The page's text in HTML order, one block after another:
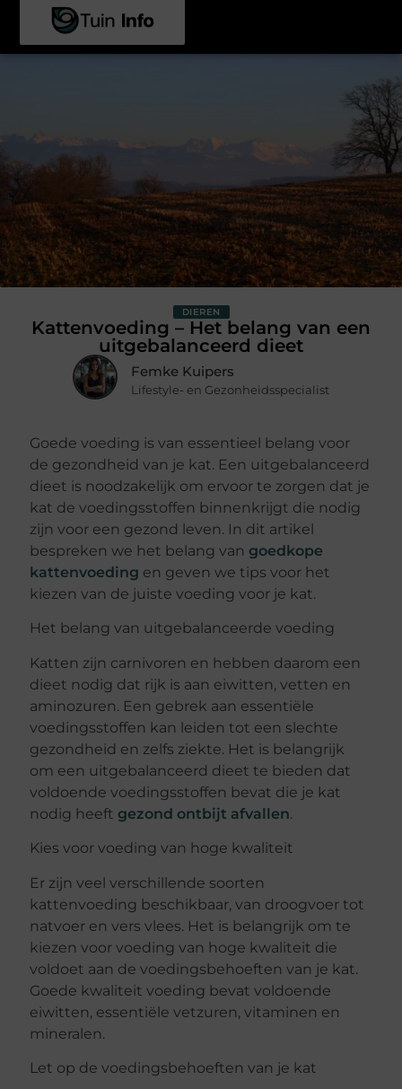
DIEREN
Kattenvoeding – Het belang van een
uitgebalanceerd dieet
Femke Kuipers
Lifestyle- en Gezonheidsspecialist
Goede voeding is van essentieel belang voor
de gezondheid van je kat. Een uitgebalanceerd
dieet is noodzakelijk om ervoor te zorgen dat je
kat de voedingsstoffen binnenkrijgt die nodig
zijn voor een gezond leven. In dit artikel
bespreken we het belang vangoedkope
kattenvoeding en geven we tips voor het
kiezen van de juiste voeding voor je kat.
Het belang van uitgebalanceerde voeding
Katten zijn carnivoren en hebben daarom een
dieet nodig dat rijk is aan eiwitten, vetten en
aminozuren. Een gebrek aan essentiële
voedingsstoffen kan leiden tot een slechte
gezondheid en zelfs ziekte. Het is belangrijk
om een uitgebalanceerd dieet te bieden dat
voldoende voedingsstoffen bevat die je kat
nodig heeftgezond ontbijt afvallen.
Kies voor voeding van hoge kwaliteit
Er zijn veel verschillende soorten
kattenvoeding beschikbaar, van droogvoer tot
natvoer en vers vlees. Het is belangrijk om te
kiezen voor voeding van hoge kwaliteit die
voldoet aan de voedingsbehoeften van je kat.
Goede kwaliteit voeding bevat voldoende
eiwitten, essentiële vetzuren, vitaminen en
mineralen.
Let op de voedingsbehoeften van je kat